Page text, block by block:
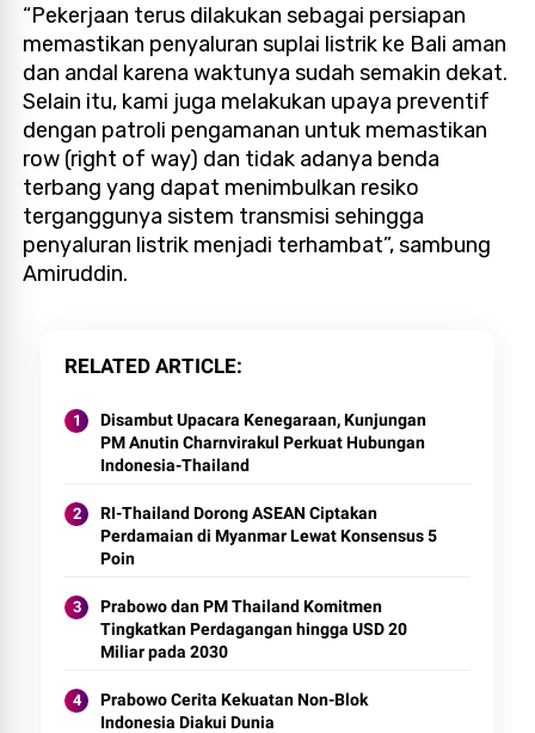
“Pekerjaan terus dilakukan sebagai persiapan
memastikan penyaluran suplai listrik ke Bali aman
dan andal karena waktunya sudah semakin dekat.
Selain itu, kami juga melakukan upaya preventif
dengan patroli pengamanan untuk memastikan
row (right of way) dan tidak adanya benda
terbang yang dapat menimbulkan resiko
terganggunya sistem transmisi sehingga
penyaluran listrik menjadi terhambat”, sambung
Amiruddin.
RELATED ARTICLE
Disambut Upacara Kenegaraan, Kunjungan
PM Anutin Charnvirakul Perkuat Hubungan
Indonesia-Thailand
RI-Thailand Dorong ASEAN Ciptakan
Perdamaian di Myanmar Lewat Konsensus 5
Poin
Prabowo dan PM Thailand Komitmen
Tingkatkan Perdagangan hingga USD 20
Miliar pada 2030
Prabowo Cerita Kekuatan Non-Blok
Indonesia Diakui Dunia